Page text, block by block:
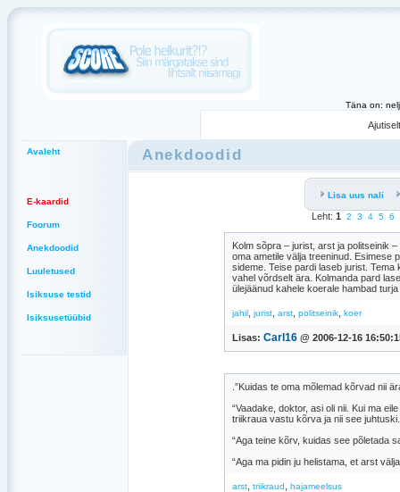
Täna on:
Avaleht
E-kaardid
Foorum
Anekdoodid
Luuletused
Isiksuse testid
Isiksusetüübid
Anekdoodid
Lisa uus nali
Leht: 1 2 3 4 5 6
Kolm sõpra – jurist, arst ja politseinik
oma ametile välja treeninud. Esimese
sideme. Teise pardi laseb jurist.
vahel võrdselt ära. Kolmanda pard
ülejäänud kahele koerale hambad
jahil jurist arst politseinik koer
Lisas: Carl16 @ 2006-12-16
.”Kuidas te oma mõlemad kõrvad nii
“Vaadake, doktor, asi oli nii. Kui ma
triikraua vastu kõrva ja nii see juhtuski.
“Aga teine kõrv, kuidas see põletada
“Aga ma pidin ju helistama, et arst
arst triikraud hajameelsus